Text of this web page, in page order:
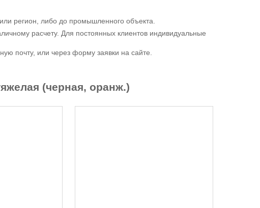
регион, либо до промышленного объекта.
расчету. Для постоянных клиентов индивидуальные
почту, или через форму заявки на сайте.
(черная, оранж.)